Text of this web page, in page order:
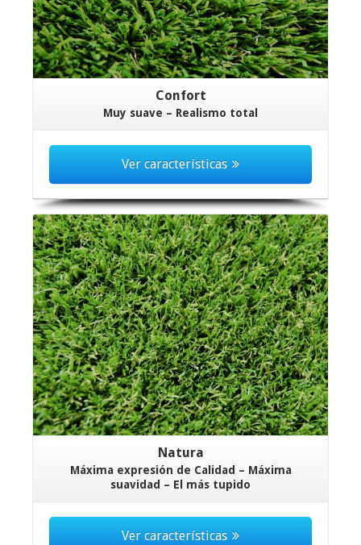
Confort
Muy suave – Realismo total
Ver características
Natura
Máxima expresión de Calidad – Máxima
suavidad – El más tupido
Ver características